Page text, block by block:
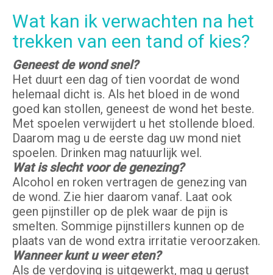
Wat kan ik verwachten na het
trekken van een tand of kies?
Geneest de wond snel?
Het duurt een dag of tien voordat de wond
helemaal dicht is. Als het bloed in de wond
goed kan stollen, geneest de wond het beste.
Met spoelen verwijdert u het stollende bloed.
Daarom mag u de eerste dag uw mond niet
spoelen. Drinken mag natuurlijk wel.
Wat is slecht voor de genezing?
Alcohol en roken vertragen de genezing van
de wond. Zie hier daarom vanaf. Laat ook
geen pijnstiller op de plek waar de pijn is
smelten. Sommige pijnstillers kunnen op de
plaats van de wond extra irritatie veroorzaken.
Wanneer kunt u weer eten?
Als de verdoving is uitgewerkt, mag u gerust